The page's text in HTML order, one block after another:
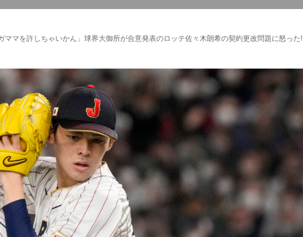
ママを許しちゃいかん」球界大御所が合意発表のロッテ佐々木朗希の契約更改問題に怒った!